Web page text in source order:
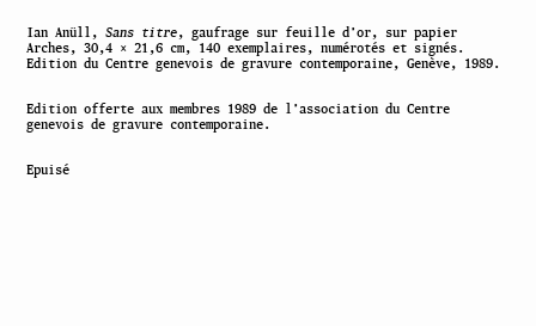
Ian Anüll,Sans titre, gaufrage sur feuille d’or, sur papier
Arches, 30,4 × 21,6 cm, 140 exemplaires, numérotés et signés.
Edition du Centre genevois de gravure contemporaine, Genève, 1989.
Edition offerte aux membres 1989 de l’association du Centre
genevois de gravure contemporaine.
Epuisé